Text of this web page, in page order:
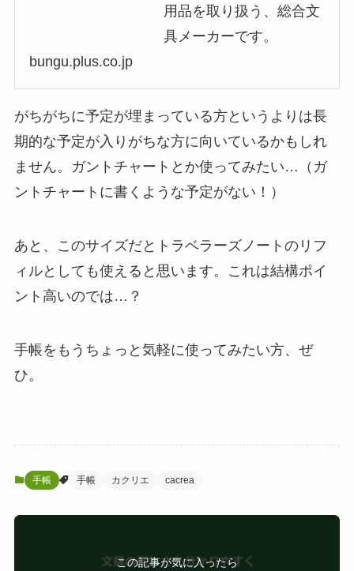
用品を取り扱う、総合文
具メーカーです。
bungu.plus.co.jp
がちがちに予定が埋まっている方というよりは長
期的な予定が入りがちな方に向いているかもしれ
ません。ガントチャートとか使ってみたい…（ガ
ントチャートに書くような予定がない！）
あと、このサイズだとトラベラーズノートのリフ
ィルとしても使えると思います。これは結構ポイ
ント高いのでは…？
手帳をもうちょっと気軽に使ってみたい方、ぜ
ひ。
手帳 手帳 カクリエ cacrea
この記事が気に入ったら